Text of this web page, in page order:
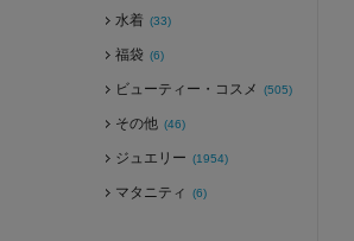
水着 (33)
福袋 (6)
ビューティー・コスメ (505)
その他 (46)
ジュエリー (1954)
マタニティ (6)